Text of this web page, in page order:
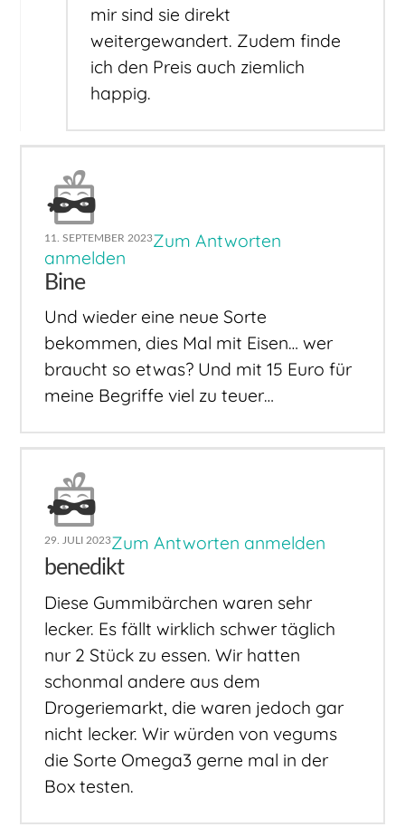
mir sind sie direkt
weitergewandert. Zudem finde
ich den Preis auch ziemlich
happig.
11. SEPTEMBER 2023Zum Antworten
anmelden
Bine
Und wieder eine neue Sorte
bekommen, dies Mal mit Eisen… wer
braucht so etwas? Und mit 15 Euro für
meine Begriffe viel zu teuer…
29. JULI 2023Zum Antworten anmelden
benedikt
Diese Gummibärchen waren sehr
lecker. Es fällt wirklich schwer täglich
nur 2 Stück zu essen. Wir hatten
schonmal andere aus dem
Drogeriemarkt, die waren jedoch gar
nicht lecker. Wir würden von vegums
die Sorte Omega3 gerne mal in der
Box testen.